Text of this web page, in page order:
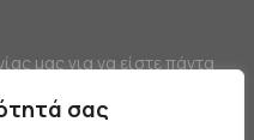
σας
μας για να είστε πάντα